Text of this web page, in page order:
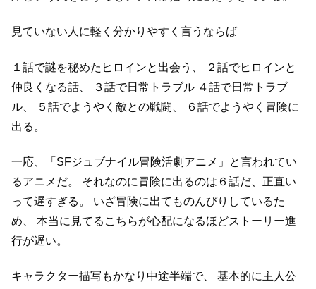
見ていない人に軽く分かりやすく言うならば
１話で謎を秘めたヒロインと出会う、
２話でヒロインと
仲良くなる話、
３話で日常トラブル ４話で日常トラブ
ル、
５話でようやく敵との戦闘、
６話でようやく冒険に
出る。
一応、「SFジュブナイル冒険活劇アニメ」と言われてい
るアニメだ。
それなのに冒険に出るのは６話だ、正直い
って遅すぎる。
いざ冒険に出てものんびりしているた
め、
本当に見てるこちらが心配になるほどストーリー進
行が遅い。
キャラクター描写もかなり中途半端で、
基本的に主人公